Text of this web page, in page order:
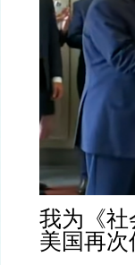
我为《社
美国再